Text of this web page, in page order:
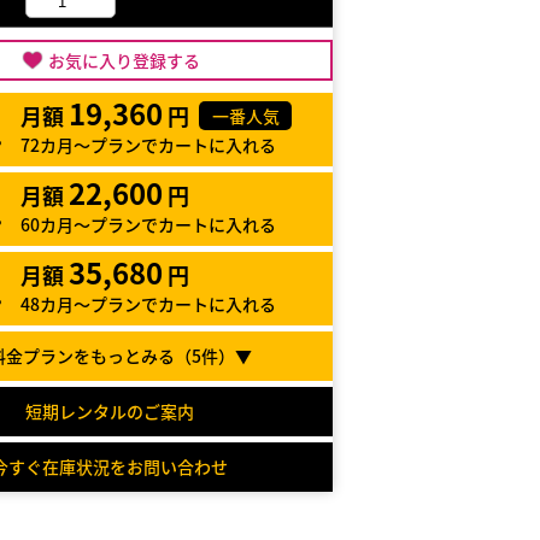
お気に入り登録する
月額 19,360 円
一番人気
72カ月～プランでカートに入れる
月額 22,600 円
60カ月～プランでカートに入れる
月額35,680 円
48カ月～プランでカートに入れる
プランをもっとみる（5件）▼
短期レンタルのご案内
すぐ在庫状況をお問い合わせ